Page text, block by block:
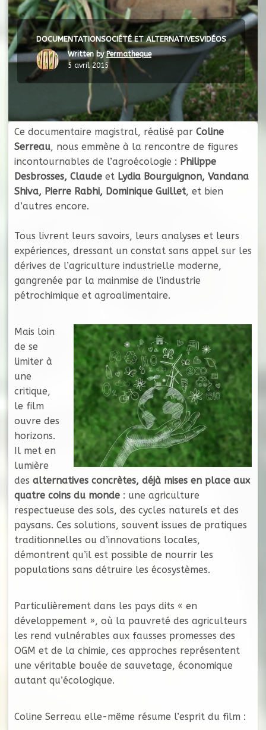
DOCUMENTATIONSOCIÉTÉ ET ALTERNATIVESVIDÉOS
Written byPermatheque
5 avril 2015
Ce documentaire magistral, réalisé par Coline
Serreau, nous emmène à la rencontre de figures
incontournables de l’agroécologie : Philippe
Desbrosses, Claude et Lydia Bourguignon, Vandana
Shiva, Pierre Rabhi, Dominique Guillet, et bien
d’autres encore.
Tous livrent leurs savoirs, leurs analyses et leurs
expériences, dressant un constat sans appel sur les
dérives de l’agriculture industrielle moderne,
gangrenée par la mainmise de l’industrie
pétrochimique et agroalimentaire.
Mais loin
de se
limiter à
une
critique,
le film
ouvre des
horizons.
Il met en
lumière
des alternatives concrètes, déjà mises en place aux
quatre coins du monde : une agriculture
respectueuse des sols, des cycles naturels et des
paysans. Ces solutions, souvent issues de pratiques
traditionnelles ou d’innovations locales,
démontrent qu’il est possible de nourrir les
populations sans détruire les écosystèmes.
Particulièrement dans les pays dits « en
développement », où la pauvreté des agriculteurs
les rend vulnérables aux fausses promesses des
OGM et de la chimie, ces approches représentent
une véritable bouée de sauvetage, économique
autant qu’écologique.
Coline Serreau elle-même résume l’esprit du film :